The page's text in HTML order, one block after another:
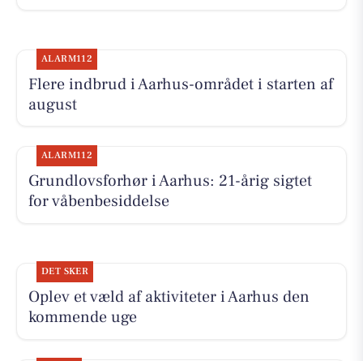
ALARM112
Flere indbrud i Aarhus-området i starten af
august
ALARM112
Grundlovsforhør i Aarhus: 21-årig sigtet
for våbenbesiddelse
DET SKER
Oplev et væld af aktiviteter i Aarhus den
kommende uge